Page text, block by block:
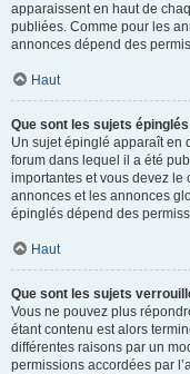
apparaissent en haut de
publiées. Comme pour les
annonces dépend des
Haut
Que sont les sujets
Un sujet épinglé apparaît en
forum dans lequel il a été
importantes et vous devez
annonces et les annonces
épinglés dépend des
Haut
Que sont les sujets
Vous ne pouvez plus
étant contenu est alors
différentes raisons par un
permissions accordées par